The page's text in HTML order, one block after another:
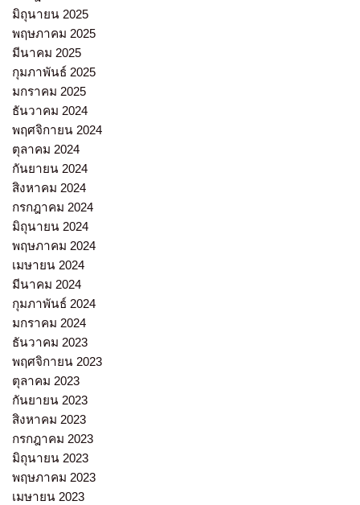
มิถุนายน 2025
พฤษภาคม 2025
มีนาคม 2025
กุมภาพันธ์ 2025
มกราคม 2025
ธันวาคม 2024
พฤศจิกายน 2024
ตุลาคม 2024
กันยายน 2024
สิงหาคม 2024
กรกฎาคม 2024
มิถุนายน 2024
พฤษภาคม 2024
เมษายน 2024
มีนาคม 2024
กุมภาพันธ์ 2024
มกราคม 2024
ธันวาคม 2023
พฤศจิกายน 2023
ตุลาคม 2023
กันยายน 2023
สิงหาคม 2023
กรกฎาคม 2023
มิถุนายน 2023
พฤษภาคม 2023
เมษายน 2023